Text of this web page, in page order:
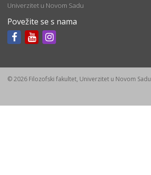
Univerzitet u Novom Sadu
Povežite se s nama
© 2026 Filozofski fakultet, Univerzitet u Novom Sadu